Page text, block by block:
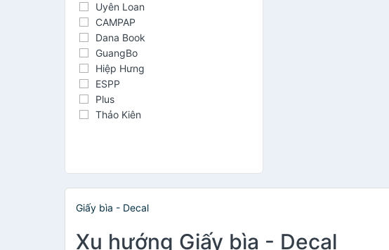
Uyên Loan
CAMPAP
Dana Book
GuangBo
Hiệp Hưng
ESPP
Plus
Thảo Kiên
Giấy bìa - Decal
Xu hướng Giấy bìa - Decal